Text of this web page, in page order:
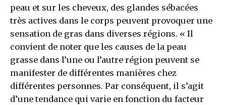
peau et sur les cheveux, des glandes sébacées
très actives dans le corps peuvent provoquer une
sensation de gras dans diverses régions. « Il
convient de noter que les causes de la peau
grasse dans l’une ou l’autre région peuvent se
manifester de différentes manières chez
différentes personnes. Par conséquent, il s’agit
d’une tendance qui varie en fonction du facteur